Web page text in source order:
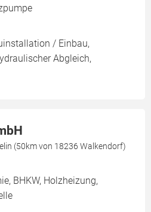
/ Einbau,
Abgleich,
(50km von 18236 Walkendorf)
BHKW, Holzheizung,